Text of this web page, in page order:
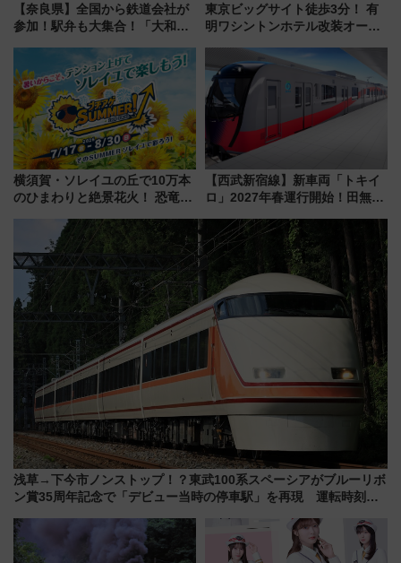
【奈良県】全国から鉄道会社が
参加！駅弁も大集合！「大和鉄
東京ビッグサイト徒歩3分！ 有
明ワシントンホテル改装オープ
客室」や海鮮丼が人気の朝食ビ
ュッフェを現地レポ
横須賀・ソレイユの丘で10万本
のひまわりと絶景花火！ 恐竜や
帰りお出かけ最新情報（2026年
7月17日～開催）
【西武新宿線】新車両「トキイ
ロ」2027年春運行開始！田無・
「第2弾」も
浅草→下今市ノンストップ！？東武100系スペーシアがブルーリボ
ン賞35周年記念で「デビュー当時の停車駅」を再現 運転時刻や